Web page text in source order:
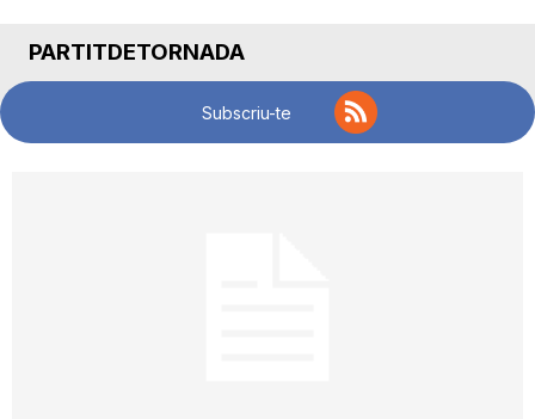
PARTITDETORNADA
Subscriu-te